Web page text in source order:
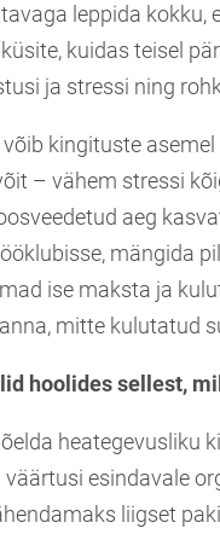
leppida kokku,
kuidas teisel
ja stressi ning
kingituste
– vähem stressi
aeg
mängida
ise maksta ja
mitte kulutatud
hoolides sellest,
heategevusliku
esindavale
liigset